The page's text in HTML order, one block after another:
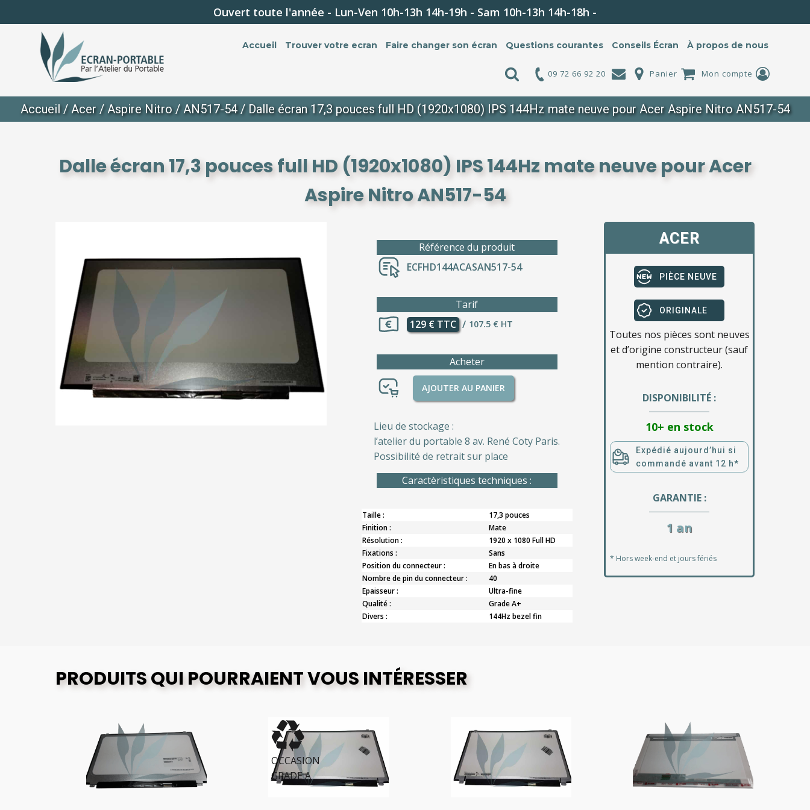
Ouvert toute l'année - Lun-Ven 10h-13h 14h-19h - Sam 10h-13h 14h-18h -
Accueil Trouver votre ecran Faire changer son écran Questions courantes Conseils Écran À propos de nous
09 72 66 92 20 Panier Mon compte
Accueil/ Acer/ Aspire Nitro/ AN517-54/ Dalle écran 17,3 pouces full HD (1920x1080) IPS 144Hz mate neuve pour Acer Aspire Nitro AN517-54
Dalle écran 17,3 pouces full HD (1920x1080) IPS 144Hz mate neuve pour Acer
Aspire Nitro AN517-54
Référence du produit
ECFHD144ACASAN517-54
Tarif
129 € TTC / 107.5 € HT
Acheter
AJOUTER AU PANIER
Lieu de stockage :
l’atelier du portable 8 av. René Coty Paris.
Possibilité de retrait sur place
Caractèristiques techniques :
Taille :
17,3 pouces
Finition :
Mate
Résolution :
1920 x 1080 Full HD
Fixations :
Sans
Position du connecteur :
En bas à droite
Nombre de pin du connecteur :
40
Epaisseur :
Ultra-fine
Qualité :
Grade A+
Divers :
144Hz bezel fin
ACER
PIÈCE NEUVE
ORIGINALE
Toutes nos pièces sont neuves
et d’origine constructeur (sauf
mention contraire).
DISPONIBILITÉ :
10+ en stock
Expédié aujourd’hui si
commandé avant 12 h*
GARANTIE :
1 an
* Hors week-end et jours fériés
PRODUITS QUI POURRAIENT VOUS INTÉRESSER
OCCASION
GRADE A